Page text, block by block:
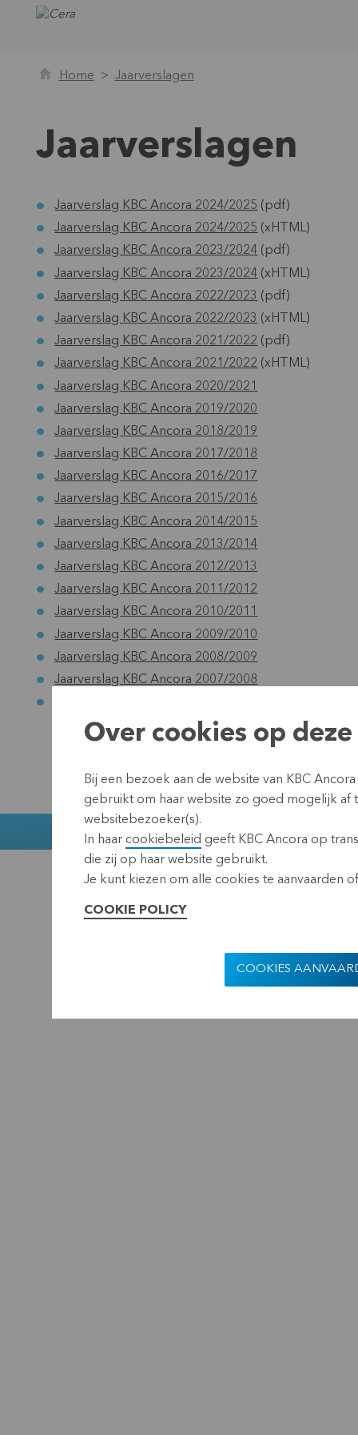
Home Jaarverslagen
Jaarverslagen
Jaarverslag KBC Ancora 2024/2025 (pdf)
Jaarverslag KBC Ancora 2024/2025 (xHTML)
Jaarverslag KBC Ancora 2023/2024 (pdf)
Jaarverslag KBC Ancora 2023/2024 (xHTML)
Jaarverslag KBC Ancora 2022/2023 (pdf)
Jaarverslag KBC Ancora 2022/2023 (xHTML)
Jaarverslag KBC Ancora 2021/2022 (pdf)
Jaarverslag KBC Ancora 2021/2022 (xHTML)
Jaarverslag KBC Ancora 2020/2021
Jaarverslag KBC Ancora 2019/2020
Jaarverslag KBC Ancora 2018/2019
Jaarverslag KBC Ancora 2017/2018
Jaarverslag KBC Ancora 2016/2017
Jaarverslag KBC Ancora 2015/2016
Jaarverslag KBC Ancora 2014/2015
Jaarverslag KBC Ancora 2013/2014
Jaarverslag KBC Ancora 2012/2013
Jaarverslag KBC Ancora 2011/2012
Jaarverslag KBC Ancora 2010/2011
Jaarverslag KBC Ancora 2009/2010
Jaarverslag KBC Ancora 2008/2009
Jaarverslag KBC Ancora 2007/2008
KBC Ancora
Over cookies op
Bij een bezoek aan de website van KBC
gebruikt om haar website zo goed mogelijk
websitebezoeker(s).
In haar cookiebeleid geeft KBC Ancora op
die zij op haar website gebruikt.
Je kunt kiezen om alle cookies te aanvaarden
COOKIE POLICY
COOKIES